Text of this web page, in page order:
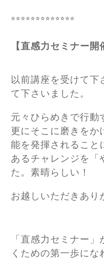
分との出会いをお楽しみ下さ
⭐⭐⭐⭐⭐⭐⭐⭐⭐⭐⭐⭐⭐
【直感力セミナー開
以前講座を受けて
て下さいました。
元々ひらめきで行動
更にそこに磨きをか
能を発揮されること
あるチャレンジを「
た。素晴らしい！
お越しいただきあり
「直感力セミナー」
くための第一歩にな